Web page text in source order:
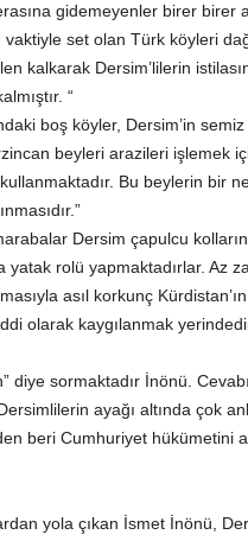
gidemeyenler birer birer
vaktiyle set olan Türk köyleri
kalkarak Dersim’lilerin
“
boş köyler, Dersim’in
beyleri arazileri işlemek
Bu beylerin bir
Dersim çapulcu
yatak rolü yapmaktadırlar. Az
asıl korkunç
olarak kaygılanmak
diye sormaktadır İnönü.
ayağı altında çok
beri Cumhuriyet hükümetini
yola çıkan İsmet İnönü,